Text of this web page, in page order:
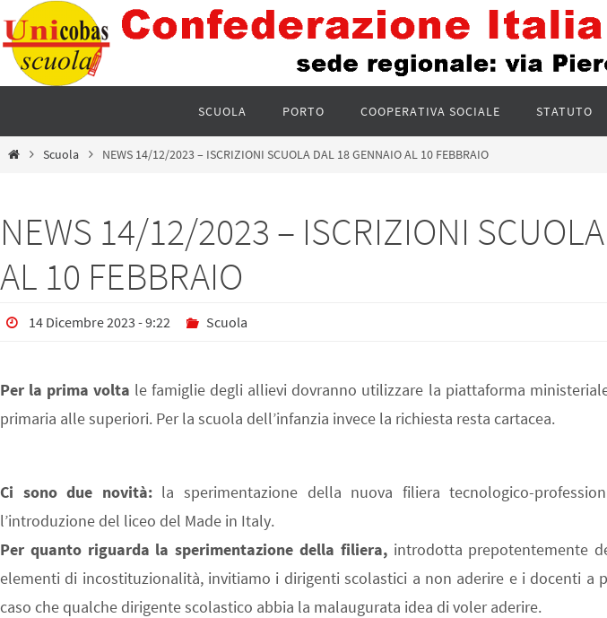
SCUOLA PORTO COOPERATIVA SOCIALE STATUTO
Scuola NEWS 14/12/2023 – ISCRIZIONI SCUOLA DAL 18 GENNAIO AL 10 FEBBRAIO
NEWS 14/12/2023 – ISCRIZIONI
AL 10 FEBBRAIO
14 Dicembre 2023 - 9:22 Scuola
Per la prima volta le famiglie degli allievi dovranno utilizzare la piattaforma
primaria alle superiori. Per la scuola dell’infanzia invece la richiesta resta cartacea.
Ci sono due novità:la sperimentazione della nuova filiera tecnologico-
l’introduzione del liceo del Made in Italy.
Per quanto riguarda la sperimentazione della filiera,introdotta prepotentemente
elementi di incostituzionalità, invitiamo i dirigenti scolastici a non aderire e i docenti a
caso che qualche dirigente scolastico abbia la malaugurata idea di voler aderire.